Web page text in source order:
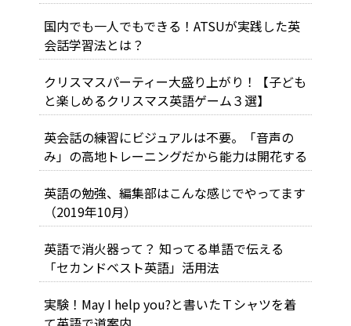
国内でも一人でもできる！ATSUが実践した英
会話学習法とは？
クリスマスパーティー大盛り上がり！【子ども
と楽しめるクリスマス英語ゲーム３選】
英会話の練習にビジュアルは不要。「音声の
み」の高地トレーニングだから能力は開花する
英語の勉強、編集部はこんな感じでやってます
（2019年10月）
英語で消火器って？ 知ってる単語で伝える
「セカンドベスト英語」活用法
実験！May I help you?と書いたＴシャツを着